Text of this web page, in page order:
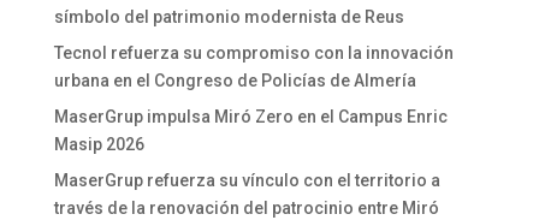
símbolo del patrimonio modernista de Reus
Tecnol refuerza su compromiso con la innovación
urbana en el Congreso de Policías de Almería
MaserGrup impulsa Miró Zero en el Campus Enric
Masip 2026
MaserGrup refuerza su vínculo con el territorio a
través de la renovación del patrocinio entre Miró